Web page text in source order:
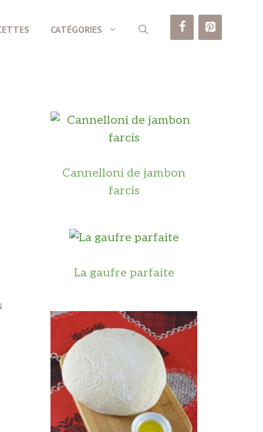
CATÉGORIES
Cannelloni de jambon
farcis
La gaufre parfaite